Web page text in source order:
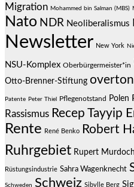
Migration Mohammed bin Salman (MBS)
Nato NDR Neoliberalismus
Newsletter New York
NSU-Komplex Oberbürgermeister*in
Otto-Brenner-Stiftung
Patente Peter Thiel Pflegenotstand Polen
Rassismus Recep Tayyip
Rente René Benko Robert
Ruhrgebiet Rupert Murdoch
Rüstungsindustrie Sahra Wagenknecht
Schweden Schweiz Sibylle Berg